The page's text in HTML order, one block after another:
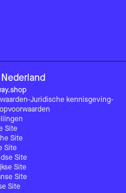
Nederland
-Juridische kennisgeving-
Site
Site
Site
Site
Site
Site
Site